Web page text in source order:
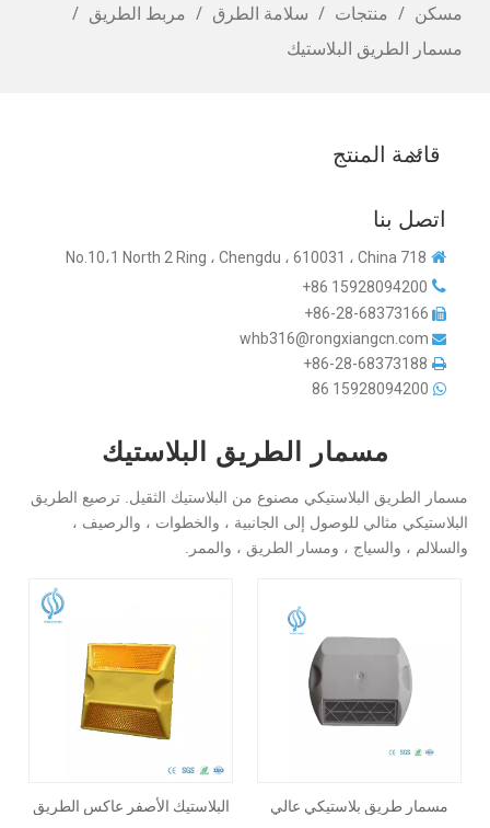
مسكن / منتجات / سلامة الطرق / مربط الطريق /
مسمار الطريق البلاستيك
قائمة المنتج
اتصل بنا
 718 No.10،1 North 2 Ring ، Chengdu ، 610031 ، China

15928094200 86+

86-28-68373166+

whb316@rongxiangcn.com

86-28-68373188+

15928094200
مسمار الطريق البلاستيك
مسمار الطريق البلاستيكي مصنوع من البلاستيك الثقيل. ترصيع الطريق
البلاستيكي مثالي للوصول إلى الجانبية ، والخطوات ، والرصيف ،
والسلالم ، والسياج ، ومسار الطريق ، والممر.
مسمار طريق بلاستيكي عالي
البلاستيك الأصفر عاكس الطريق